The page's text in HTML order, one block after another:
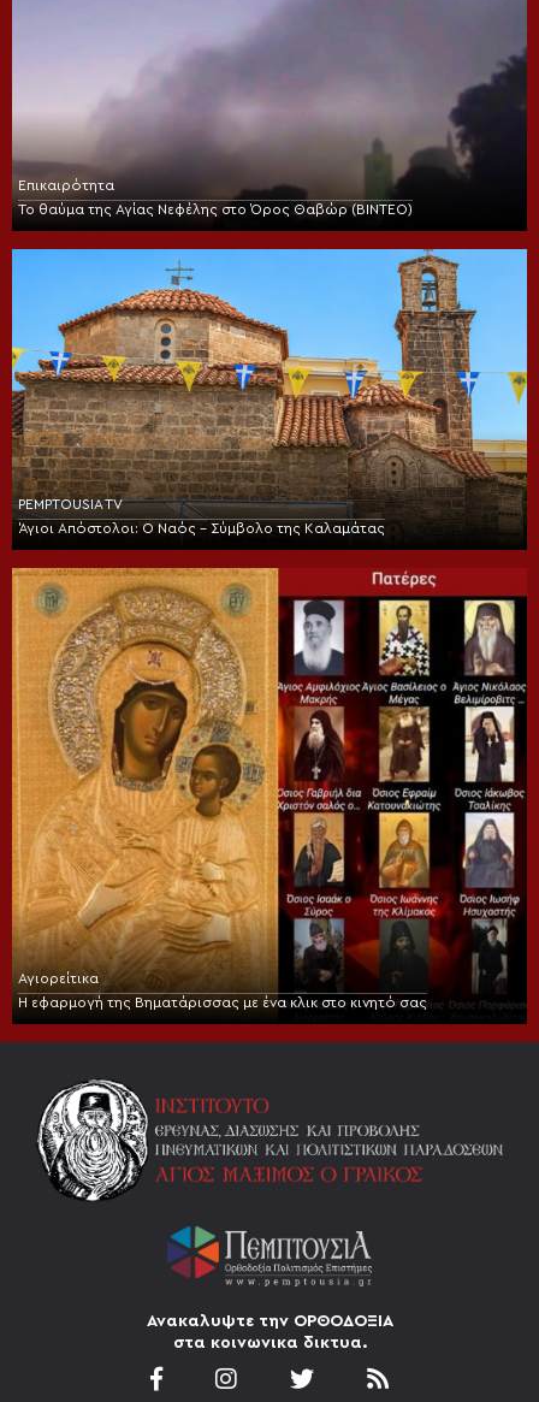
Επικαιρότητα
Το θαύμα της Αγίας Νεφέλης στο Όρος Θαβώρ (ΒΙΝΤΕΟ)
PEMPTOUSIA TV
Άγιοι Απόστολοι: Ο Ναός – Σύμβολο της Καλαμάτας
Αγιορείτικα
Η εφαρμογή της Βηματάρισσας με ένα κλικ στο κινητό σας
Ανακαλυψτε την ΟΡΘΟΔΟΞΙΑ
στα κοινωνικα δικτυα.